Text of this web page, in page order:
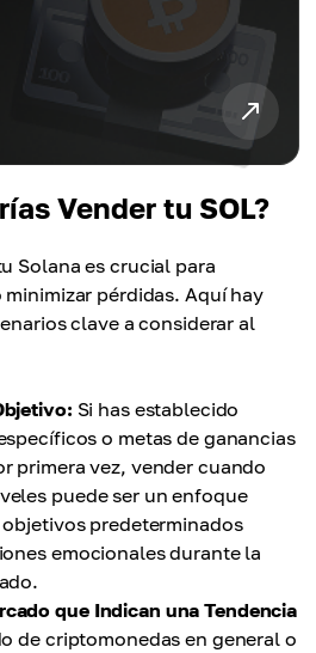
Vender tu SOL?
Solana es crucial para
pérdidas. Aquí hay
clave a considerar al
Si has establecido
o metas de ganancias
primera vez, vender cuando
puede ser un enfoque
predeterminados
emocionales durante la
que Indican una Tendencia
de criptomonedas en general o